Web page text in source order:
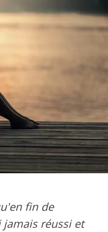
fin de
jamais réussi et